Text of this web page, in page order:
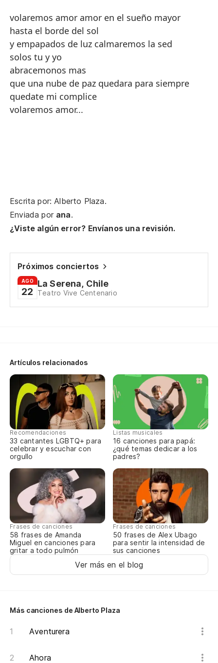
volaremos amor amor en el sueño mayor
hasta el borde del sol
y empapados de luz calmaremos la sed
solos tu y yo
abracemonos mas
que una nube de paz quedara para siempre
quedate mi complice
volaremos amor...
Escrita por: Alberto Plaza.
Enviada por ana.
¿Viste algún error? Envíanos una revisión.
Próximos conciertos
AGO
22
La Serena, Chile
Teatro Vive Centenario
Artículos relacionados
Recomendaciones
33 cantantes LGBTQ+ para
celebrar y escuchar con
orgullo
Listas musicales
16 canciones para papá:
¿qué temas dedicar a los
padres?
Frases de canciones
58 frases de Amanda
Miguel en canciones para
gritar a todo pulmón
Frases de canciones
50 frases de Alex Ubago
para sentir la intensidad de
sus canciones
Ver más en el blog
Más canciones de Alberto Plaza
Aventurera
Ahora